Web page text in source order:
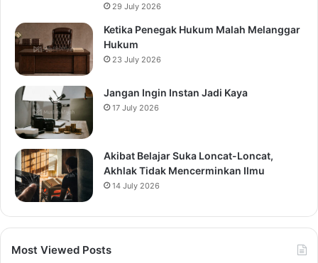
29 July 2026
Ketika Penegak Hukum Malah Melanggar
Hukum
23 July 2026
Jangan Ingin Instan Jadi Kaya
17 July 2026
Akibat Belajar Suka Loncat-Loncat,
Akhlak Tidak Mencerminkan Ilmu
14 July 2026
Most Viewed Posts